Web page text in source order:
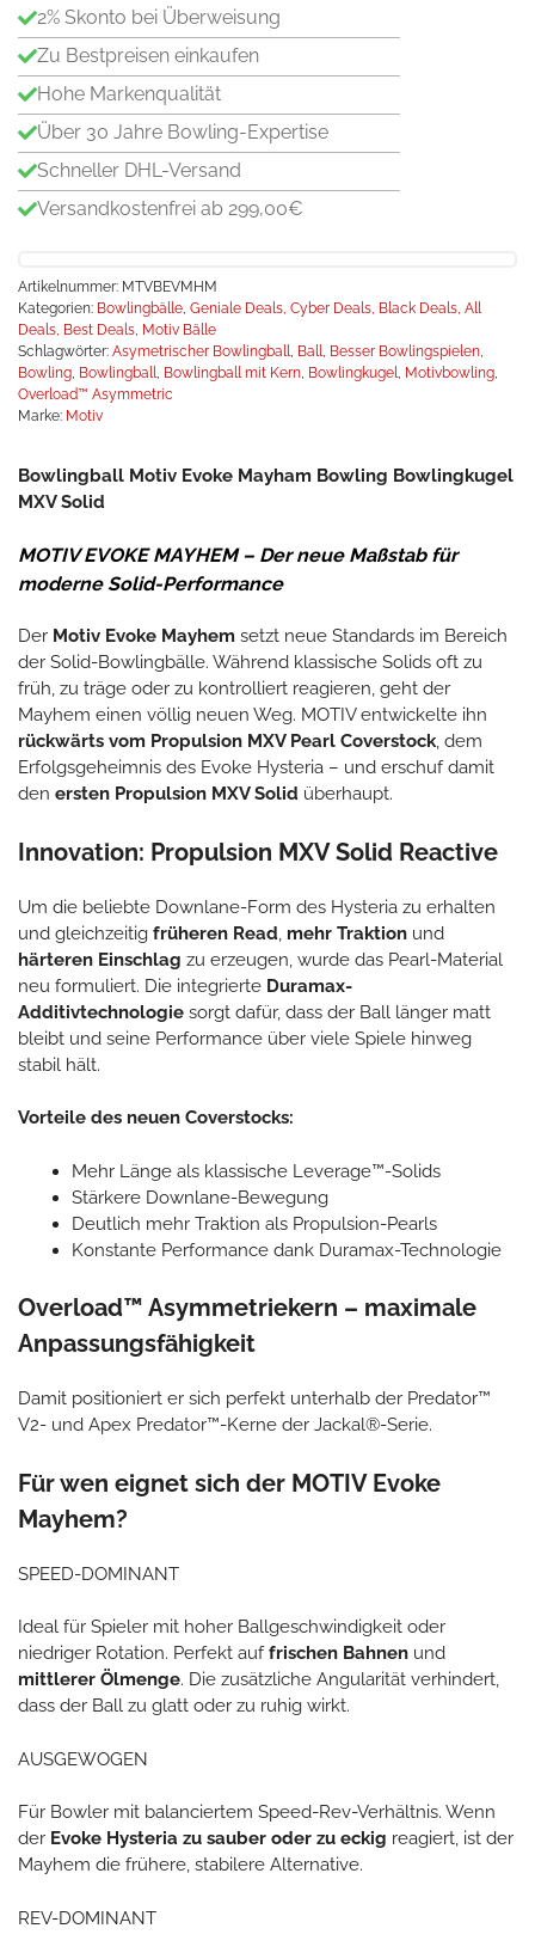
2% Skonto bei Überweisung
Zu Bestpreisen einkaufen
Hohe Markenqualität
Über 30 Jahre Bowling-Expertise
Schneller DHL-Versand
Versandkostenfrei ab 299,00€
Artikelnummer: MTVBEVMHM
Kategorien: Bowlingbälle Geniale Deals, Cyber Deals, Black Deals, All
Deals, Best Deals Motiv Bälle
Schlagwörter: Asymetrischer Bowlingball Ball Besser Bowlingspielen
Bowling Bowlingball Bowlingball mit Kern Bowlingkugel Motivbowling
Overload™ Asymmetric
Marke: Motiv
Bowlingball Motiv Evoke Mayham Bowling Bowlingkugel
MXV Solid
MOTIV EVOKE MAYHEM – Der neue Maßstab für
moderne Solid-Performance
Der Motiv Evoke Mayhem setzt neue Standards im Bereich
der Solid-Bowlingbälle. Während klassische Solids oft zu
früh, zu träge oder zu kontrolliert reagieren, geht der
Mayhem einen völlig neuen Weg. MOTIV entwickelte ihn
rückwärts vom Propulsion MXV Pearl Coverstock, dem
Erfolgsgeheimnis des Evoke Hysteria – und erschuf damit
den ersten Propulsion MXV Solid überhaupt.
Innovation: Propulsion MXV Solid Reactive
Um die beliebte Downlane-Form des Hysteria zu erhalten
und gleichzeitig früheren Read, mehr Traktion und
härteren Einschlag zu erzeugen, wurde das Pearl-Material
neu formuliert. Die integrierte Duramax-
Additivtechnologie sorgt dafür, dass der Ball länger matt
bleibt und seine Performance über viele Spiele hinweg
stabil hält.
Vorteile des neuen Coverstocks:
Mehr Länge als klassische Leverage™-Solids
Stärkere Downlane-Bewegung
Deutlich mehr Traktion als Propulsion-Pearls
Konstante Performance dank Duramax-Technologie
Overload™ Asymmetriekern – maximale
Anpassungsfähigkeit
Damit positioniert er sich perfekt unterhalb der Predator™
V2- und Apex Predator™-Kerne der Jackal®-Serie.
Für wen eignet sich der MOTIV Evoke
Mayhem?
SPEED-DOMINANT
Ideal für Spieler mit hoher Ballgeschwindigkeit oder
niedriger Rotation. Perfekt auffrischen Bahnen und
mittlerer Ölmenge. Die zusätzliche Angularität verhindert,
dass der Ball zu glatt oder zu ruhig wirkt.
AUSGEWOGEN
Für Bowler mit balanciertem Speed-Rev-Verhältnis. Wenn
der Evoke Hysteria zu sauber oder zu eckig reagiert, ist der
Mayhem die frühere, stabilere Alternative.
REV-DOMINANT